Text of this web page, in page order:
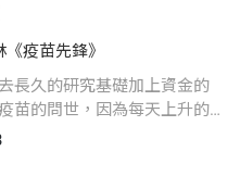
疫苗先鋒》
長久的研究基礎加上資金的
苗的問世，因為每天上升的
援的人命。